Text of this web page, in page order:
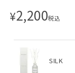
¥2,200税込
SILK